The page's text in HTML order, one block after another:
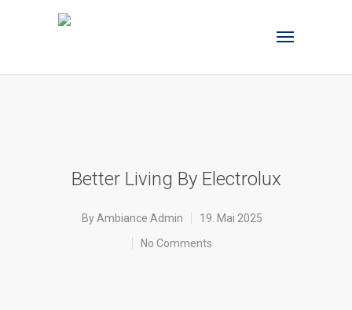
Better Living By Electrolux
By Ambiance Admin
19. Mai 2025
No Comments